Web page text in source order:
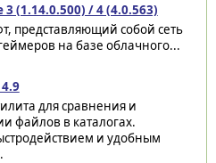
3 (1.14.0.500) / 4 (4.0.563)
представляющий собой сеть
на базе облачного...
для сравнения и
файлов в каталогах.
и удобным